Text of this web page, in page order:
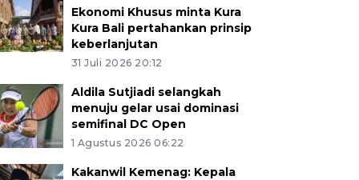
Ekonomi Khusus minta Kura
Kura Bali pertahankan prinsip
keberlanjutan
31 Juli 2026 20:12
Aldila Sutjiadi selangkah
menuju gelar usai dominasi
semifinal DC Open
1 Agustus 2026 06:22
Kakanwil Kemenag: Kepala